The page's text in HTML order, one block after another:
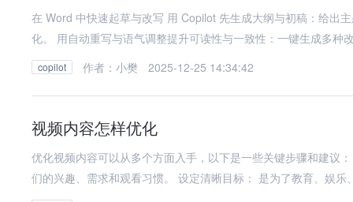
在 Word 中快速起草与改写 用 Copilot 先生成大纲与初稿：给出主题、受众、目标与篇幅，让模型产出可编辑的提纲与段落，再逐段细
化。 用自动重写与语气调整提升可读性与一致性：一键生成多种
copilot 作者：小樊 2025-12-25 14:34:42
视频内容怎样优化
优化视频内容可以从多个方面入手，以下是一些关键步骤和建议： 前期准备 明确目标受众： 确定视频是为哪一类
们的兴趣、需求和观看习惯。 设定清晰目标： 是为了教育、